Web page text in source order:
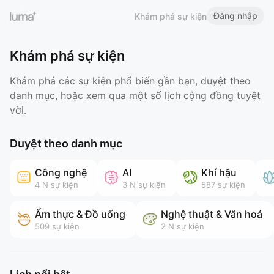
Khám phá sự kiện Đăng nhập
Khám phá sự kiện
Khám phá các sự kiện phổ biến gần bạn, duyệt theo
danh mục, hoặc xem qua một số lịch cộng đồng tuyệt
vời.
Duyệt theo danh mục
Công nghệ
4 N sự kiện
AI
3 N sự kiện
Khí hậu
587 sự kiện
Ẩm thực & Đồ uống
509 sự kiện
Nghệ thuật & Văn hoá
2 N sự kiện